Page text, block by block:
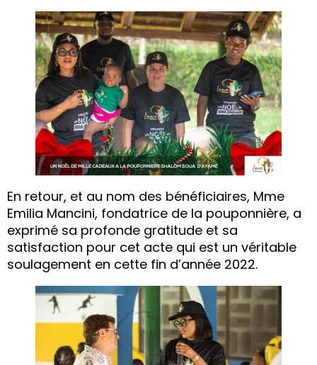
En retour, et au nom des bénéficiaires, Mme
Emilia Mancini, fondatrice de la pouponnière, a
exprimé sa profonde gratitude et sa
satisfaction pour cet acte qui est un véritable
soulagement en cette fin d’année 2022.